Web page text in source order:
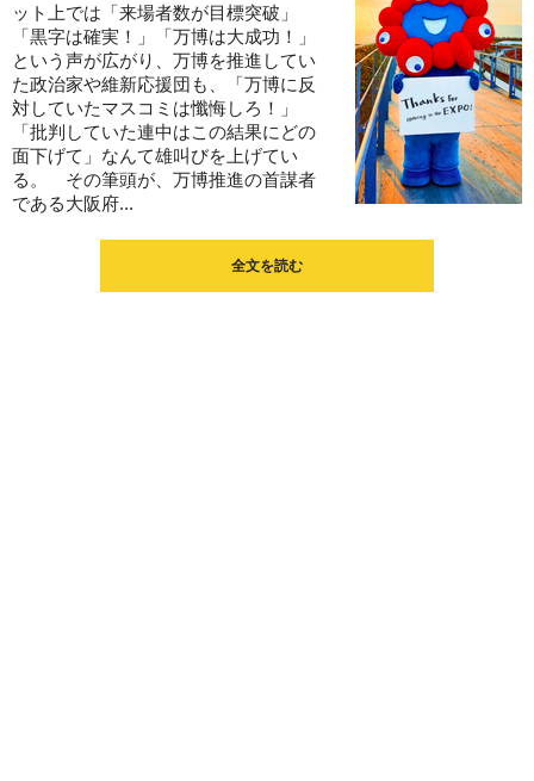
ット上では「来場者数が目標突破」
「黒字は確実！」「万博は大成功！」
という声が広がり、万博を推進してい
た政治家や維新応援団も、「万博に反
対していたマスコミは懺悔しろ！」
「批判していた連中はこの結果にどの
面下げて」なんて雄叫びを上げてい
る。 その筆頭が、万博推進の首謀者
である大阪府...
全文を読む